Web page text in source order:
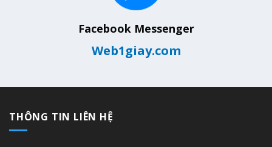
Facebook Messenger
Web1giay.com
THÔNG TIN LIÊN HỆ